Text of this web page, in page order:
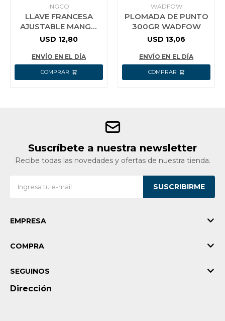
INGCO
LLAVE FRANCESA
AJUSTABLE MANGO
GOMA 8´´(20CM)
ABRE 30MM
USD 12,80
ENVÍO EN EL DÍA
WADFOW
PLOMADA DE PUNTO
300GR WADFOW
USD 13,06
ENVÍO EN EL DÍA
Suscríbete a nuestra newsletter
Recibe todas las novedades y ofertas de nuestra tienda.
SUSCRIBIRME
EMPRESA
COMPRA
Dirección
SEGUINOS